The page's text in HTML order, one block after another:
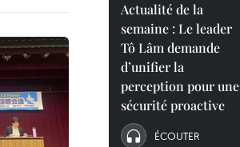
Actualité de la
semaine : Le leader
Tô Lâm demande
d’unifier la
perception pour une
sécurité proactive
ÉCOUTER